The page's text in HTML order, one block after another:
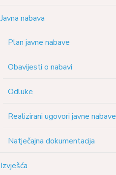
Javna nabava
Plan javne nabave
Obavijesti o nabavi
Odluke
Realizirani ugovori javne nabave
Natječajna dokumentacija
Izvješća